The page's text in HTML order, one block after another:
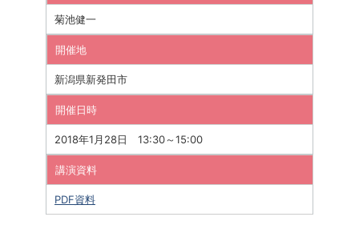
菊池健一
開催地
新潟県新発田市
開催日時
2018年1月28日 13:30～15:00
講演資料
PDF資料